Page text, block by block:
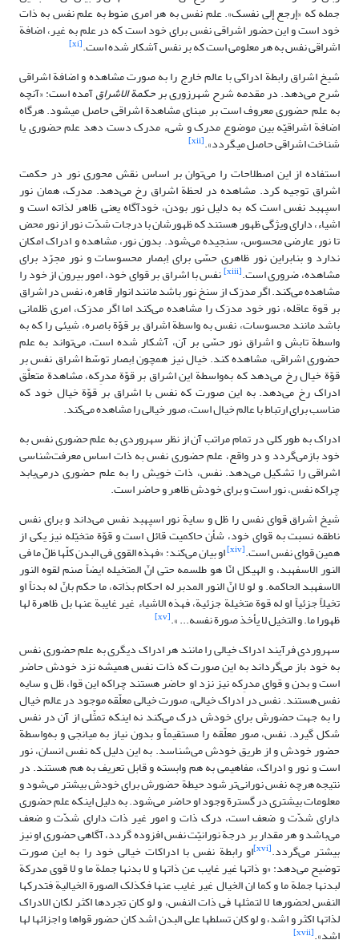
جمله که «إرجع إلی نفسک». علم نفس به هر امری منوط به علم نفس به ذات
خود است و این حضور اشراقی نفس برای خود است که در علم به غیر، اضافة
اشراقی نفس به هر معلومی ‌است که بر نفس آشکار شده است.[xi]
شیخ اشراق رابطة ادراکی با عالم خارج را به صورت مشاهده و اضافة اشراقی
شرح می‌دهد. در مقدمه شرح شهرزوری برحکمة الاشراقآمده است: «آنچه
به علم حضورى معروف است بر مبناى مشاهدة اشراقى حاصل مى‏شود. هرگاه
اضافة اشراقیّه‏ بین موضوع مدرک و شى‏ء مدرک دست دهد علم حضورى یا
شناخت اشراقى حاصل مى‏گردد».[xii]
استفاده از این اصطلاحات را می‌توان بر اساس نقش محوری نور در حکمت
اشراق توجیه کرد. مشاهده در لحظة اشراق رخ می‌دهد. مدرِک، همان نور
اسپهبد نفس است که به دلیل نور بودن، خودآگاه یعنی ظاهر لذاته است و
اشیاء، دارای ویژگی ظهور هستند که ظهورشان با درجات شدّت نور از نور محض
تا نور عارضی محسوس، سنجیده می‌شود. بدون نور، مشاهده و ادراک امکان
ندارد و بنابراین نور ظاهری حسّی برای اِبصار محسوسات و نور مجرّد برای
مشاهده، ضروری است.[xiii] نفس با اشراق بر قوای خود، امور بیرون از خود را
مشاهده می‌کند. اگر مدرَک از سنخ نور باشد مانند انوار قاهره، نفس در اشراق
بر قوة عاقله، نور خود مدرَک را مشاهده می‌کند اما اگر مدرَک، امری ظلمانی
باشد مانند محسوسات، نفس به واسطة اشراق بر قوّة باصره، شیئی را که به
واسطة تابش و اشراق نور حسّی بر آن، آشکار شده است، می‌تواند به علم
حضوری اشراقی، مشاهده کند. خیال نیز همچون اِبصار توسّط اشراق نفس بر
قوّة خیال رخ می‌دهد که به‌واسطة این اشراق بر قوّة مدرِکه، مشاهدة متعلَّق
ادراک رخ می‌دهد. به این صورت که نفس با اشراق بر قوّة خیال خود که
مناسب برای ارتباط با عالم خیال است، صور خیالی را مشاهده می‌کند.
ادراک به طور کلی در تمام مراتب آن از نظر سهروردی به علم حضوری نفس به
خود بازمی‌گردد و در واقع، علم حضوری نفس به ذات اساس معرفت‌شناسی
اشراقی را تشکیل می‌دهد. نفس، ذات خویش را به علم حضوری درمی‌یابد
چراکه نفس، نور است و برای خودش ظاهر و حاضر است.
شیخ اشراق قوای نفس را ظل و سایة نور اسپهبد نفس می‌داند و برای نفس
ناطقه نسبت به قوای خود، شأن حاکمیت قائل است و قوّة متخیّله نیز یکی از
همین قوای نفس است.[xiv] او بیان می‌کند: «فهذه القوى فى البدن کلّها ظلّ ما فى
النور الاسفهبد، و الهیکل انّا هو طلسمه حتى انّ المتخیله ایضاً صنم لقوه النور
الاسفهبد الحاکمه. و لو لا انّ النور المدبر له احکام بذاته، ما حکم بانّ له بدناً او
تخیلاً جزئیاً او له قوة متخیلة جزئیة، فهذه الاشیاء غیر غایبة عنها بل ظاهرة لها
ظهورا ما. و التخیل لا یأخذ صورة نفسه... ».[xv]
سهروردی فرآیند ادراک خیالی را مانند هر ادراک دیگری به علم حضوری نفس
به خود باز می‌گرداند به این صورت که ذات نفس همیشه نزد خودش حاضر
است و بدن و قوای مدرِکه نیز نزد او حاضر هستند چراکه این قوا، ظل و سایه
نفس هستند. نفس در ادراک خیالی، صورت خیالی معلّقه موجود در عالم خیال
را به جهت حضورش برای خودش درک می‌کند نه اینکه تمثّلی از آن در نفس
شکل گیرد. نفس، صور معلّقه را مستقیماً و بدون نیاز به میانجی و به‌واسطة
حضور خودش و از طریق خودش می‌شناسد. به این دلیل که نفس انسان، نور
است و نور و ادراک، مفاهیمی ‌به هم وابسته و قابل تعریف به هم هستند. در
نتیجه هرچه نفس نورانی‌تر شود حیطة حضورش برای خودش بیشتر می‌شود و
معلومات بیشتری در گسترة وجود او حاضر می‌شود. به دلیل اینکه علم حضورى
داراى شدّت و ضعف است، درک ذات و امور غیر ذات داراى شدّت و ضعف
مى‌‏باشد و هر مقدار بر درجة نورانیّت نفس افزوده گردد، آگاهى حضورى او نیز
بیشتر مى‌گردد.[xvi] او رابطة نفس با ادراکات خیالی خود را به این صورت
توضیح می‌دهد: «و ذاتها غیر غایب عن ذاتها و لا بدنها جملة ما و لا قوى مدرکة
لبدنها جملة ما و کما ان الخیال غیر غایب عنها فکذلک الصورة الخیالیة فتدرکها
النفس لحضورها لا لتمثلها فى ذات النفس، و لو کان تجردها اکثر لکان الادراک
لذاتها اکثر و اشد، و لو کان تسلطها على البدن اشد کان حضور قواها و اجزائها لها
اشد».[xvii]